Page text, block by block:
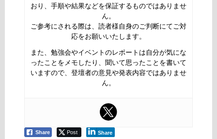
おり、手順や結果などを保証するものではありませ
ん。
ご参考にされる際は、読者様自身のご判断にてご対
応をお願いいたします。
また、勉強会やイベントのレポートは自分が気にな
ったことをメモしたり、聞いて思ったことを書いて
いますので、登壇者の意見や発表内容ではありませ
ん。
Share Post Share